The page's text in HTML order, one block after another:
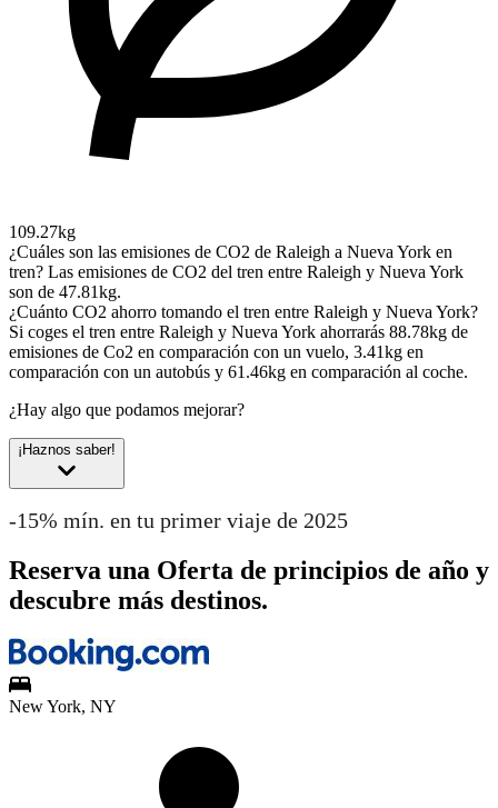
109.27kg
¿Cuáles son las emisiones de CO2 de Raleigh a Nueva York en
tren? Las emisiones de CO2 del tren entre Raleigh y Nueva York
son de 47.81kg.
¿Cuánto CO2 ahorro tomando el tren entre Raleigh y Nueva York?
Si coges el tren entre Raleigh y Nueva York ahorrarás 88.78kg de
emisiones de Co2 en comparación con un vuelo, 3.41kg en
comparación con un autobús y 61.46kg en comparación al coche.
¿Hay algo que podamos mejorar?
¡Haznos saber!
-15% mín. en tu primer viaje de 2025
Reserva una Oferta de principios de año y
descubre más destinos.
New York, NY